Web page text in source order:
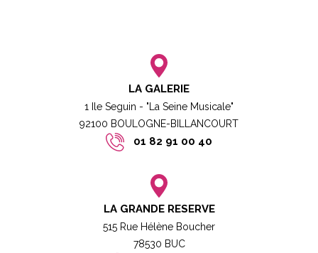
LA GALERIE
1 Ile Seguin - "La Seine Musicale"
92100 BOULOGNE-BILLANCOURT​
01 82 91 00 40
LA GRANDE RESERVE
515 Rue Hélène Boucher
78530 BUC​​